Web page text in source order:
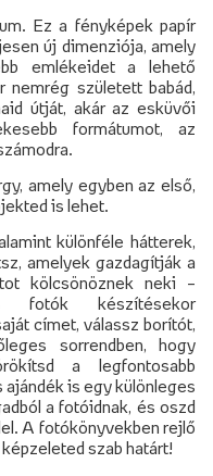
Ez a fényképek papír
új dimenziója, amely
emlékeidet a lehető
nemrég született babád,
útját, akár az esküvői
formátumot, az
amely egyben az első,
is lehet.
különféle hátterek,
amelyek gazdagítják a
kölcsönöznek neki –
fotók készítésekor
címet, válassz borítót,
sorrendben, hogy
a legfontosabb
is egy különleges
a fotóidnak, és oszd
A fotókönyvekben rejlő
szab határt!